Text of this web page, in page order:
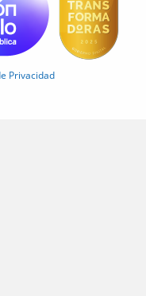
Privacidad